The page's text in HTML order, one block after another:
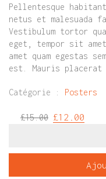
Pellentesque
netus et malesuada
Vestibulum tortor
eget, tempor sit
amet quam egestas
est. Mauris placerat
Catégorie : Posters
£15.00 £12.00